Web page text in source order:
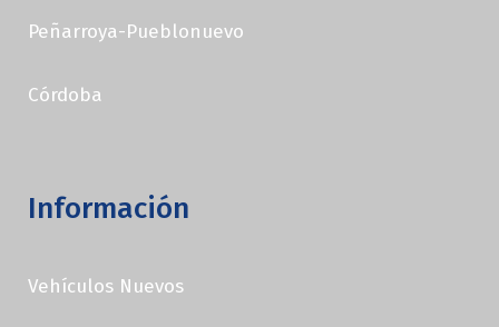
Peñarroya-Pueblonuevo
Córdoba
Información
Vehículos Nuevos